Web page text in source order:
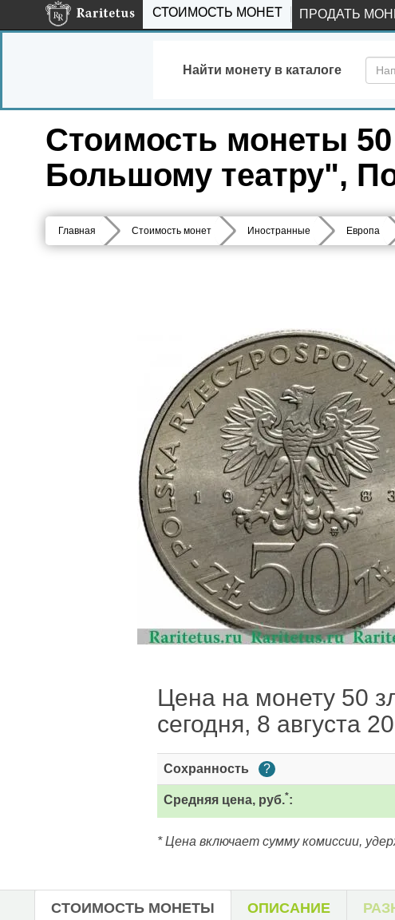
СТОИМОСТЬ МОНЕТ ПРОДАТЬ
Найти монету в каталоге
Стоимость монеты 50
Большому театру",
Главная Стоимость монет Иностранные Европа
Цена на монету 50
сегодня, 8 августа
Сохранность ?
Средняя цена, руб.*:
* Цена включает сумму комиссии,
СТОИМОСТЬ МОНЕТЫ ОПИСАНИЕ